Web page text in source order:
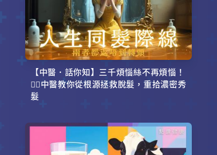
【中醫．話你知】三千煩惱絲不再煩惱！
💇‍♂️中醫教你從根源拯救脫髮，重拾濃密秀
髮